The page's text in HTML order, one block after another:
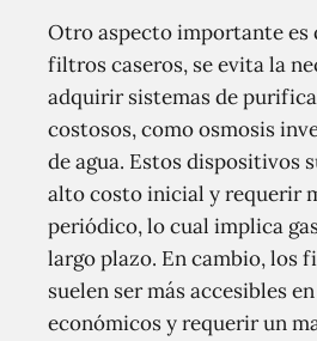
Otro aspecto importante es
filtros caseros, se evita la
adquirir sistemas de
costosos, como osmosis
de agua. Estos dispositivos
alto costo inicial y requerir
periódico, lo cual implica
largo plazo. En cambio, los
suelen ser más accesibles
económicos y requerir un